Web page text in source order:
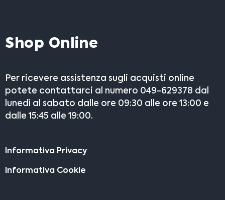
Shop Online
Per ricevere assistenza sugli acquisti online
potete contattarci al numero 049-629378 dal
lunedì al sabato dalle ore 09:30 alle ore 13:00 e
dalle 15:45 alle 19:00.
Informativa Privacy
Informativa Cookie